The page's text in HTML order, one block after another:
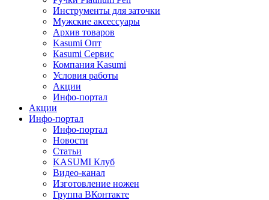
Инструменты для заточки
Мужские аксессуары
Архив товаров
Kasumi Опт
Кasumi Сервис
Компания Kasumi
Условия работы
Акции
Инфо-портал
Акции
Инфо-портал
Инфо-портал
Новости
Статьи
KASUMI Клуб
Видео-канал
Изготовление ножен
Группа ВКонтакте